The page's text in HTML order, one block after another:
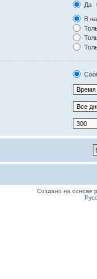
Да
В
Создано на основе